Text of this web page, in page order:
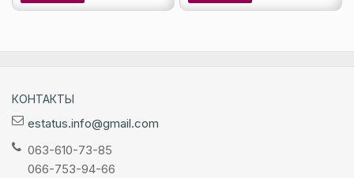
КОНТАКТЫ
estatus.info@gmail.com
063-610-73-85
066-753-94-66